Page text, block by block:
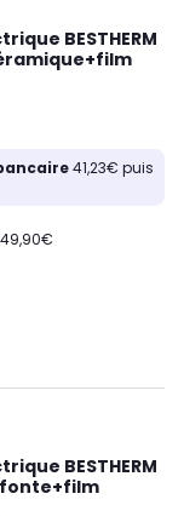
BESTHERM
41,23€ puis
BESTHERM